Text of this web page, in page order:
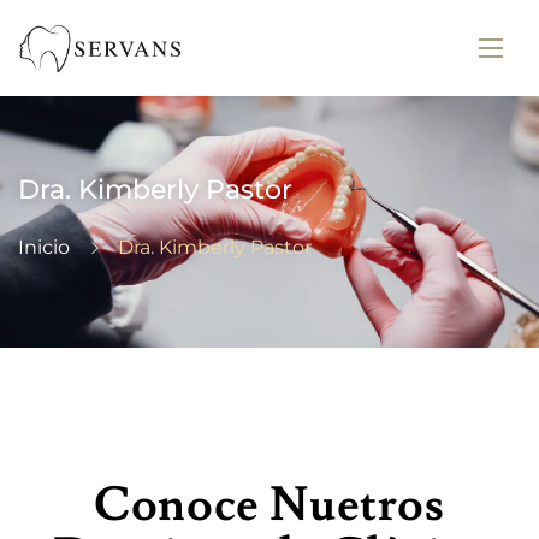
Dra. Kimberly Pastor
Inicio Dra. Kimberly Pastor
Conoce Nuetros